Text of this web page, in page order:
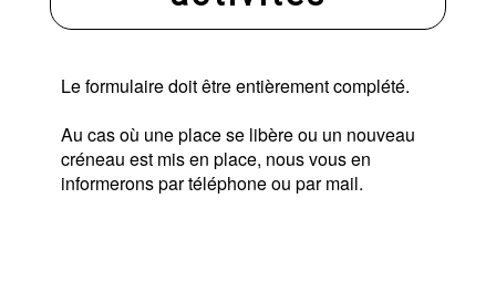
Le formulaire doit être entièrement complété.
Au cas où une place se libère ou un nouveau
créneau est mis en place, nous vous en
informerons par téléphone ou par mail.